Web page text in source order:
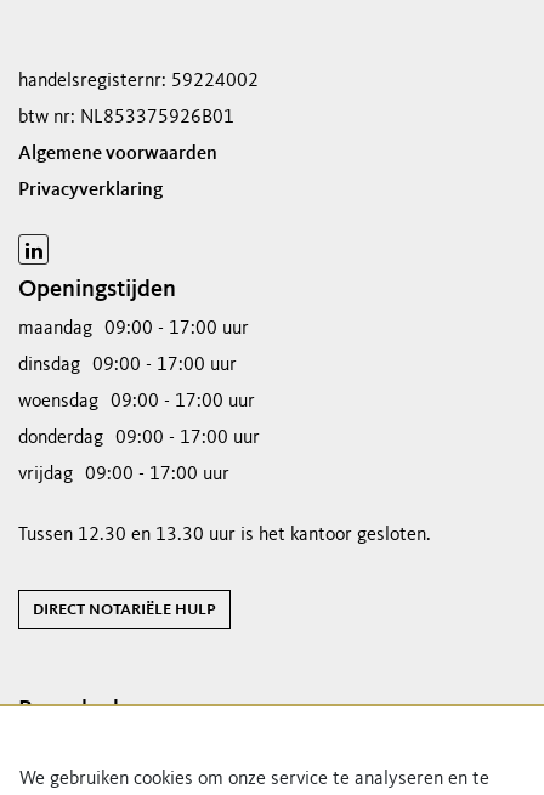
We gebruiken cookies om onze service te analyseren en te
handelsregisternr: 59224002
btw nr: NL853375926B01
Algemene voorwaarden
Privacyverklaring
Openingstijden
maandag
09:00 - 17:00 uur
dinsdag
09:00 - 17:00 uur
woensdag
09:00 - 17:00 uur
donderdag
09:00 - 17:00 uur
vrijdag
09:00 - 17:00 uur
Tussen 12.30 en 13.30 uur is het kantoor gesloten.
direct notariële hulp
Bezoekadres
5111 XC Baarle-Nassau